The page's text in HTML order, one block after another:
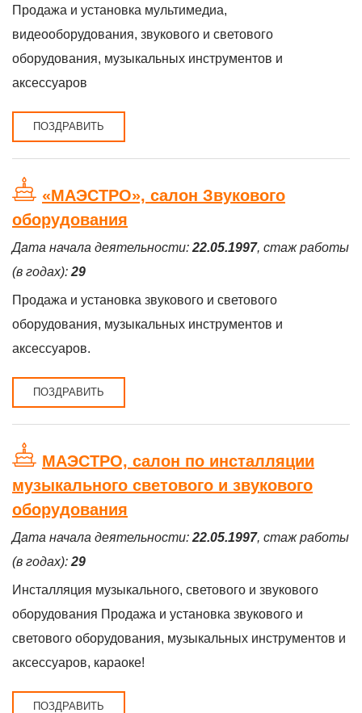
Продажа и установка мультимедиа,
видеооборудования, звукового и светового
оборудования, музыкальных инструментов и
аксессуаров
ПОЗДРАВИТЬ
«МАЭСТРО», салон Звукового
оборудования
Дата начала деятельности: 22.05.1997, стаж работы
(в годах): 29
Продажа и установка звукового и светового
оборудования, музыкальных инструментов и
аксессуаров.
ПОЗДРАВИТЬ
МАЭСТРО, салон по инсталляции
музыкального светового и звукового
оборудования
Дата начала деятельности: 22.05.1997, стаж работы
(в годах): 29
Инсталляция музыкального, светового и звукового
оборудования Продажа и установка звукового и
светового оборудования, музыкальных инструментов и
аксессуаров, караоке!
ПОЗДРАВИТЬ